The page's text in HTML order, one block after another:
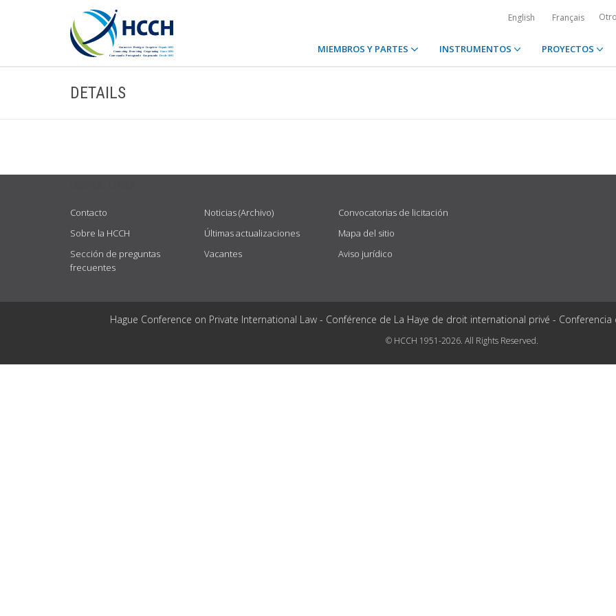
English Français
MIEMBROS Y PARTES INSTRUMENTOS PROYECTOS
DETAILS
Contacto
Sobre la HCCH
Sección de preguntas
frecuentes
Noticias (Archivo)
Últimas actualizaciones
Vacantes
Convocatorias de licitación
Mapa del sitio
Aviso jurídico
Hague Conference on Private International Law - Conférence de La Haye de droit international privé -
© HCCH 1951-2026. All Rights Reserved.